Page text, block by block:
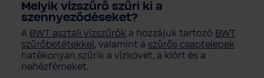
Melyik vízszűrő szűri ki a
szennyeződéseket?
A BWT asztali vízszűrők a hozzájuk tartozó BWT
szűrőbetétekkel , valamint a szűrős csaptelepek
hatékonyan szűrik a vízkövet, a klórt és a
nehézfémeket.